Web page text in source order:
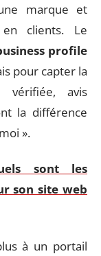
marque et
clients. Le
profile
pour capter la
vérifiée, avis
la différence
».
sont les
son site web
à un portail